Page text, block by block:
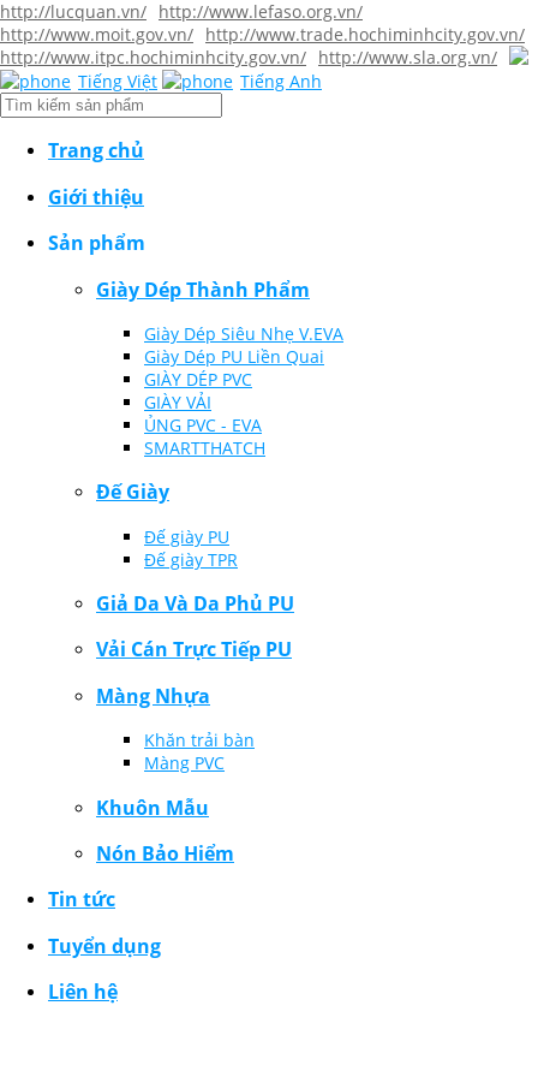
http://lucquan.vn/ http://www.lefaso.org.vn/
http://www.moit.gov.vn/ http://www.trade.hochiminhcity.gov.vn/
http://www.itpc.hochiminhcity.gov.vn/ http://www.sla.org.vn/
Tiếng Việt
Tiếng Anh
Trang chủ
Giới thiệu
Sản phẩm
Giày Dép Thành Phẩm
Giày Dép Siêu Nhẹ V.EVA
Giày Dép PU Liền Quai
GIÀY DÉP PVC
GIÀY VẢI
ỦNG PVC - EVA
SMARTTHATCH
Đế Giày
Đế giày PU
Đế giày TPR
Giả Da Và Da Phủ PU
Vải Cán Trực Tiếp PU
Màng Nhựa
Khăn trải bàn
Màng PVC
Khuôn Mẫu
Nón Bảo Hiểm
Tin tức
Tuyển dụng
Liên hệ